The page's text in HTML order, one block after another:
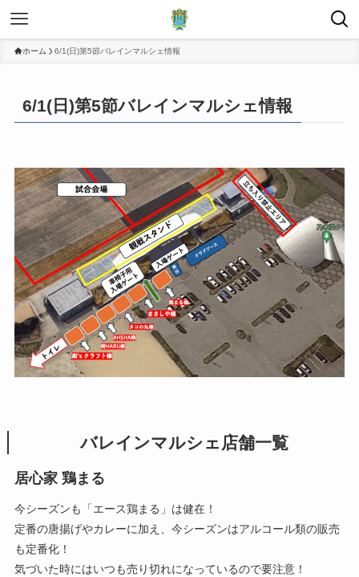
ホーム 6/1(日)第5節バレインマルシェ情報
6/1(日)第5節バレインマルシェ情報
バレインマルシェ 店舗一覧
居心家 鶏まる
今シーズンも「エース鶏まる」は健在！
定番の唐揚げやカレーに加え、今シーズンはアルコール類の販売
も定番化！
気づいた時にはいつも売り切れになっているので要注意！